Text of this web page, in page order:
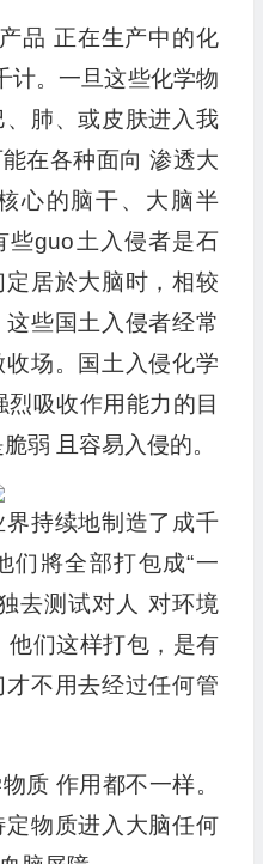
品 正在生产中的化
计。一旦这些化学物
肺、或皮肤进入我
在各种面向 渗透大
心的脑干、大脑半
些guo土入侵者是石
居於大脑时，相较
些国土入侵者经常
场。国土入侵化学
吸收作用能力的目
弱 且容易入侵的。
持续地制造了成千
们將全部打包成“一
去测试对人 对环境
他们这样打包，是有
不用去经过任何管
质 作用都不一样。
物质进入大脑任何